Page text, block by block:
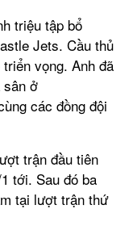
triệu tập bổ
Jets. Cầu thủ
vọng. Anh đã
sân ở
các đồng đội
trận đầu tiên
tới. Sau đó ba
tại lượt trận thứ